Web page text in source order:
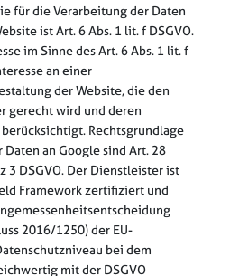
für die Verarbeitung der Daten
ist Art. 6 Abs. 1 lit. f DSGVO.
im Sinne des Art. 6 Abs. 1 lit. f
an einer
der Website, die den
gerecht wird und deren
Rechtsgrundlage
an Google sind Art. 28
3 DSGVO. Der Dienstleister ist
Framework zertifiziert und
2016/1250) der EU-
bei dem
mit der DSGVO